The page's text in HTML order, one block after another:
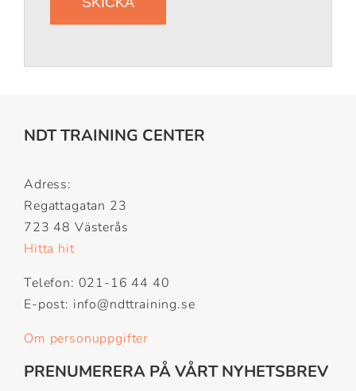
NDT TRAINING CENTER
Adress:
Regattagatan 23
723 48 Västerås
Hitta hit
Telefon: 021-16 44 40
E-post: info@ndttraining.se
Om personuppgifter
PRENUMERERA PÅ VÅRT NYHETSBREV